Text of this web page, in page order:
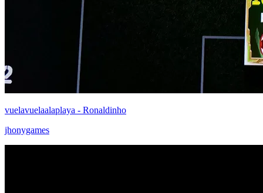
vuelavuelaalaplaya - Ronaldinho
jhonygames